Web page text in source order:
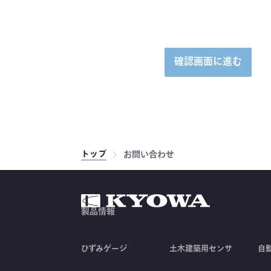
確認画面に進む
トップ お問い合わせ
製品情報
ひずみゲージ 土木建築用センサ 自